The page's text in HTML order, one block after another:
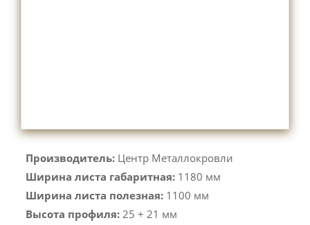
Производитель: Центр Металлокровли
Ширина листа габаритная: 1180 мм
Ширина листа полезная: 1100 мм
Высота профиля: 25 + 21 мм